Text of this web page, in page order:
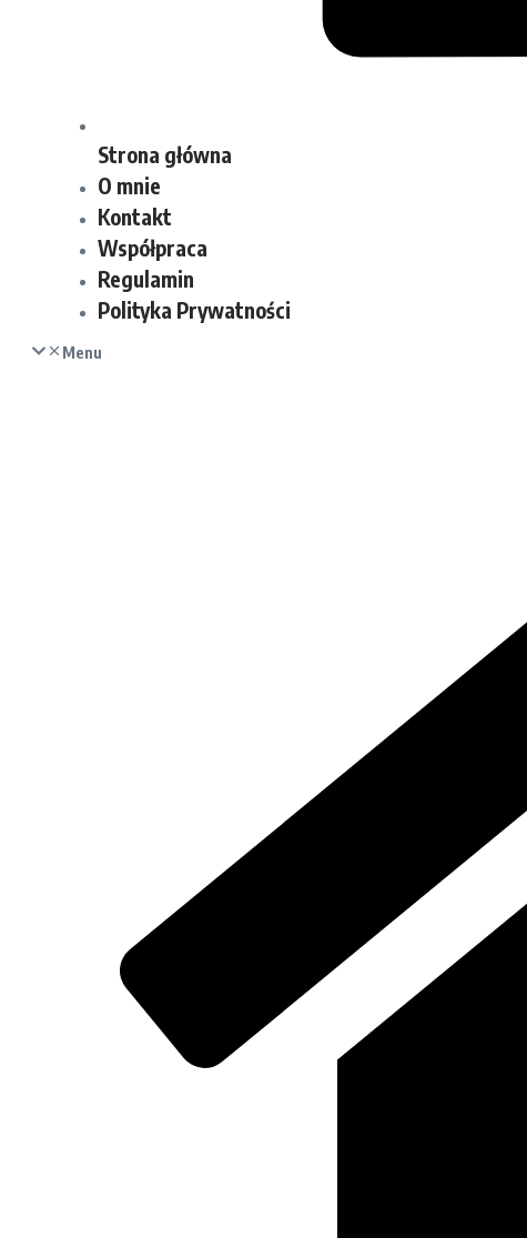
Strona główna
O mnie
Kontakt
Współpraca
Regulamin
Polityka Prywatności
Menu